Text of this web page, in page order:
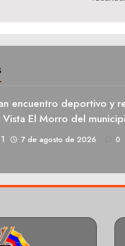
encuentro deportivo y
El Morro del
7 de agosto de 2026 0